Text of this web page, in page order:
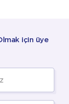
için üye